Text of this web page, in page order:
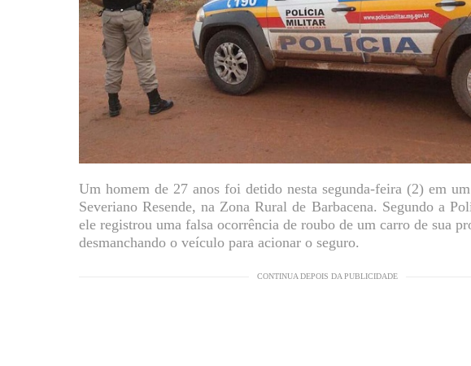
Um homem de 27 anos foi detido nesta segunda-feira (2) em
Severiano Resende, na Zona Rural de Barbacena. Segundo a
ele registrou uma falsa ocorrência de roubo de um carro de sua
desmanchando o veículo para acionar o seguro.
CONTINUA DEPOIS DA PUBLICIDADE